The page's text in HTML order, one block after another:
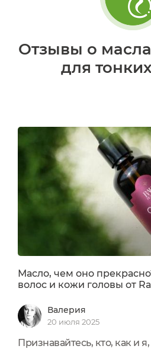
Отзывы о
для
Масло, чем оно
волос и кожи головы от
Валерия
20 июля 2025
Признавайтесь, кто, как и